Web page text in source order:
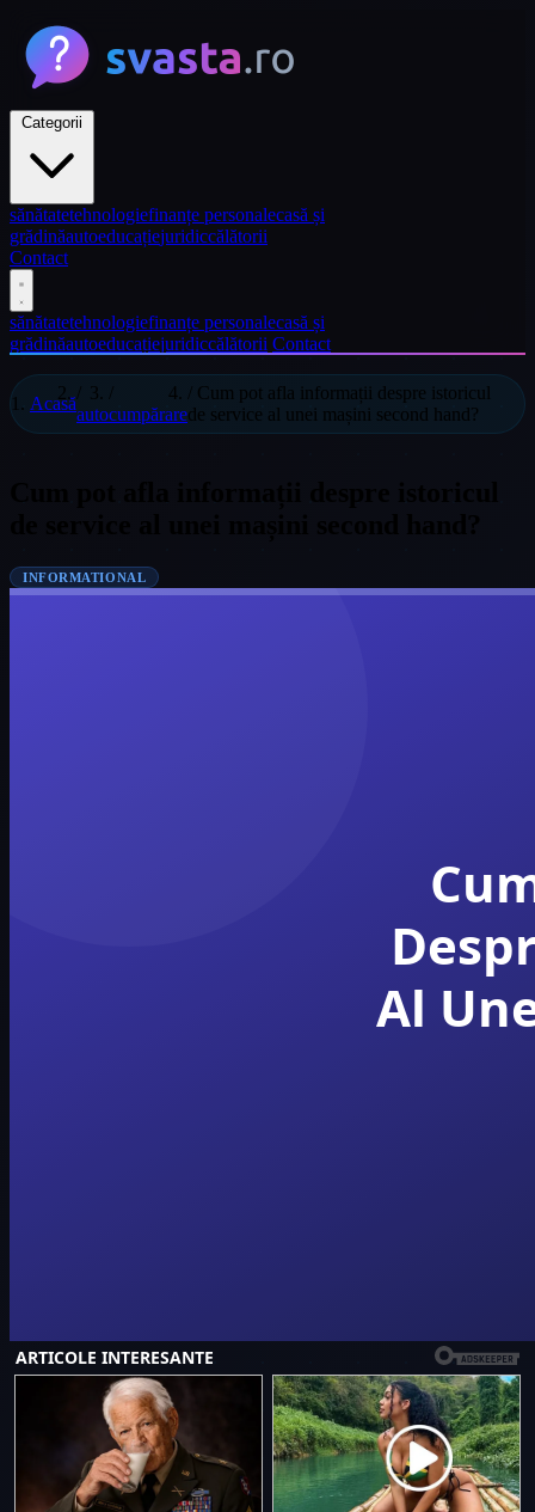
sănătatetehnologiefinanțe personalecasă și
grădinăautoeducațiejuridiccălătorii
Contact
sănătatetehnologiefinanțe personalecasă și
grădinăautoeducațiejuridiccălătorii Contact
Acasă
autocumpărare
/ Cum pot afla informații despre istoricul
de service al unei mașini second hand?
INFORMATIONAL